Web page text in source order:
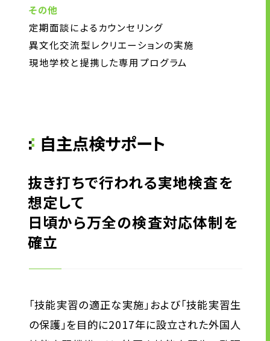
その他
定期面談によるカウンセリング
異文化交流型レクリエーションの実施
現地学校と提携した専用プログラム
自主点検サポート
抜き打ちで行われる実地検査を
想定して
日頃から万全の検査対応体制を
確立
「技能実習の適正な実施」および「技能実習生
の保護」を目的に2017年に設立された外国人